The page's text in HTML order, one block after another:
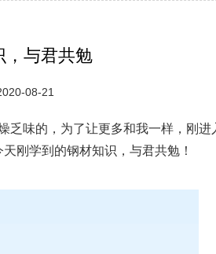
，与君共勉
08-21
味的，为了让更多和我一样，刚进
刚学到的钢材知识，与君共勉！